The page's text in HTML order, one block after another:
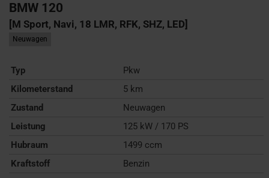
BMW 120
[M Sport, Navi, 18 LMR, RFK, SHZ, LED]
Neuwagen
Typ
Pkw
Kilometerstand
5 km
Zustand
Neuwagen
Leistung
125 kW / 170 PS
Hubraum
1499 ccm
Kraftstoff
Benzin